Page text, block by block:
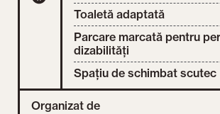
Toaletă adaptată
Parcare marcată pentru
dizabilități
Spațiu de schimbat scutec
Organizat de